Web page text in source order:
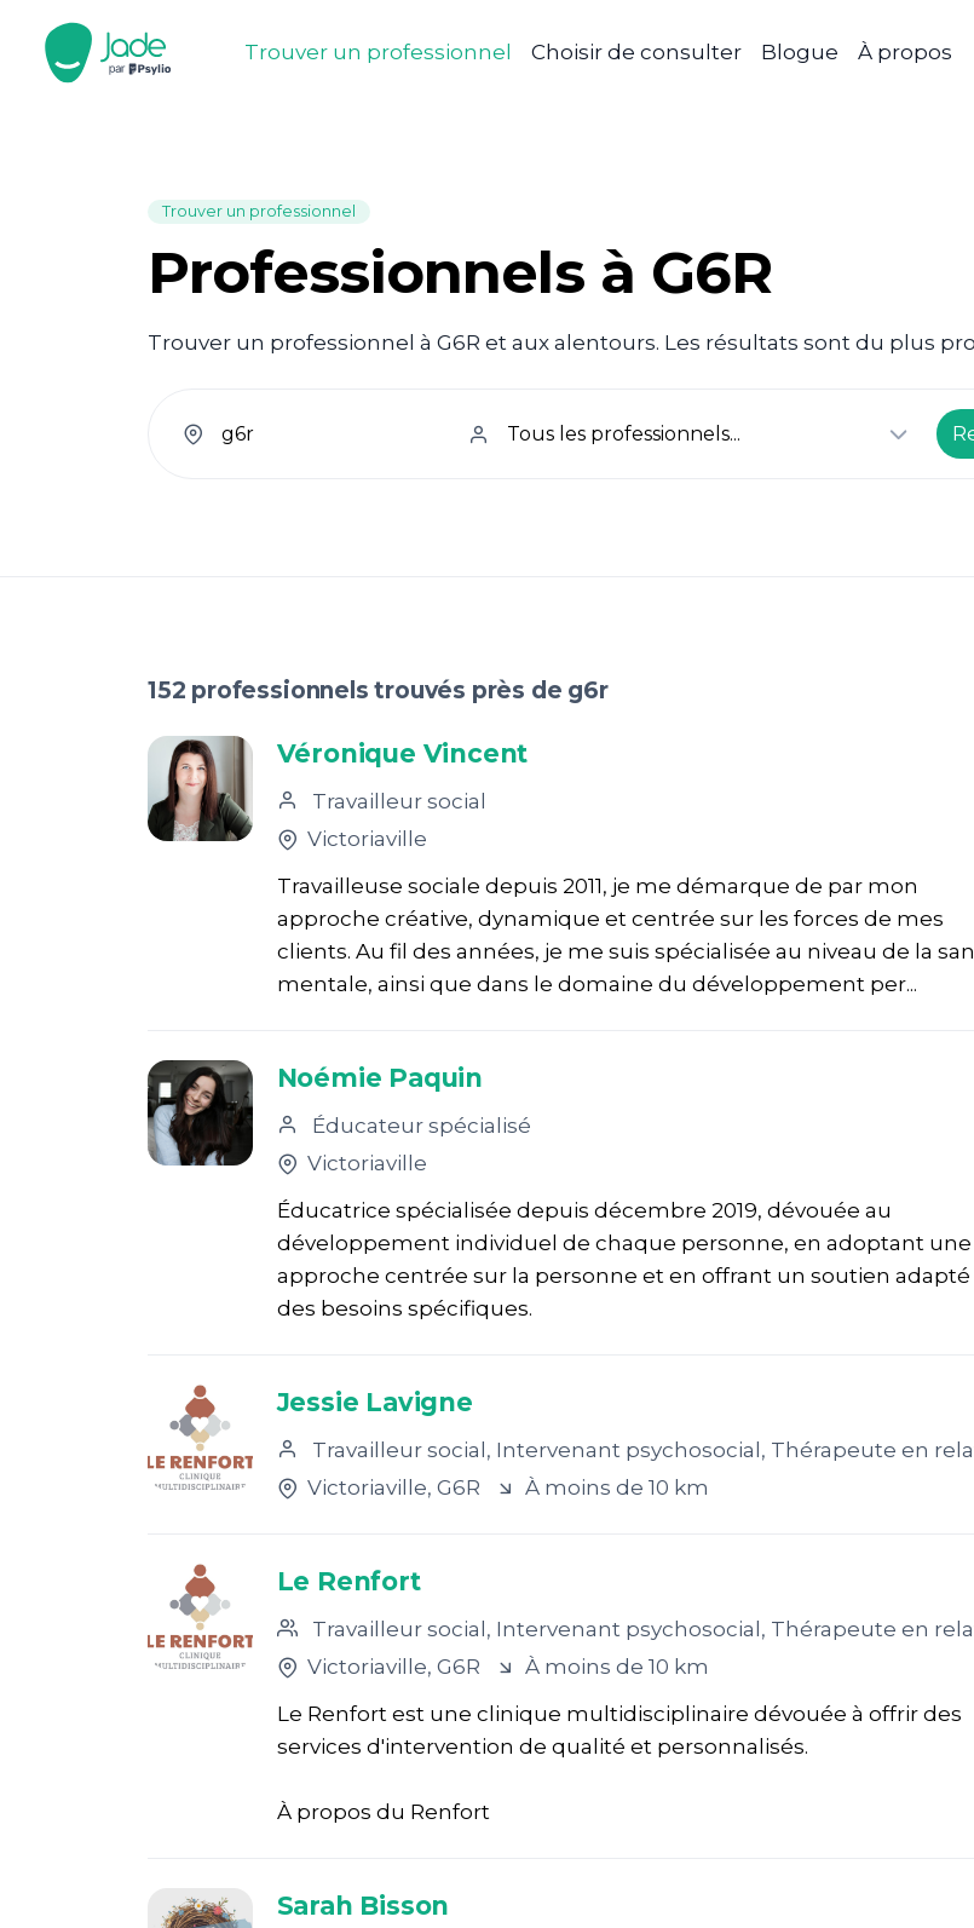
Trouver un professionnel Choisir de consulter Blogue À propos
Trouver un professionnel
Professionnels à G6R
Trouver un professionnel à G6R et aux alentours. Les résultats sont du plus
welcome.search.find.subtitle
152 professionnels trouvés près de g6r
Véronique Vincent
Travailleur social
Victoriaville
Travailleuse sociale depuis 2011, je me démarque de par mon
approche créative, dynamique et centrée sur les forces de mes
clients. Au fil des années, je me suis spécialisée au niveau de la
mentale, ainsi que dans le domaine du développement per...
Noémie Paquin
Éducateur spécialisé
Victoriaville
Éducatrice spécialisée depuis décembre 2019, dévouée au
développement individuel de chaque personne, en adoptant une
approche centrée sur la personne et en offrant un soutien adapté
des besoins spécifiques.
Jessie Lavigne
Travailleur social, Intervenant psychosocial, Thérapeute en relation d’aide, Éducateur
Victoriaville, G6R À moins de 10 km
Le Renfort
Travailleur social, Intervenant psychosocial, Thérapeute en relation d’aide, Éducateur
Victoriaville, G6R
À moins de 10 km
Le Renfort est une clinique multidisciplinaire dévouée à offrir des
services d'intervention de qualité et personnalisés.
À propos du Renfort
Sarah Bisson